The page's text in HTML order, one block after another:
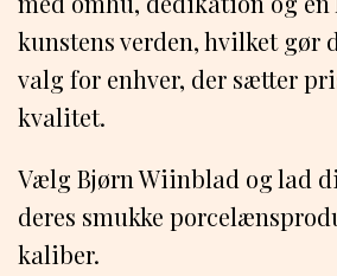
kunstens verden, hvilket gør
valg for enhver, der sætter
kvalitet.
Vælg Bjørn Wiinblad og lad
deres smukke
kaliber.